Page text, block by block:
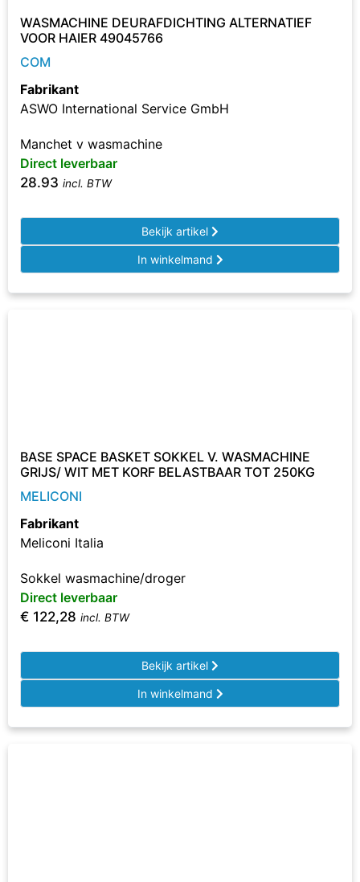
WASMACHINE DEURAFDICHTING ALTERNATIEF
VOOR HAIER 49045766
COM
Fabrikant
ASWO International Service GmbH
Manchet v wasmachine
Direct leverbaar
28.93 incl. BTW
Bekijk artikel
In winkelmand
BASE SPACE BASKET SOKKEL V. WASMACHINE
GRIJS/ WIT MET KORF BELASTBAAR TOT 250KG
MELICONI
Fabrikant
Meliconi Italia
Sokkel wasmachine/droger
Direct leverbaar
€ 122,28 incl. BTW
Bekijk artikel
In winkelmand